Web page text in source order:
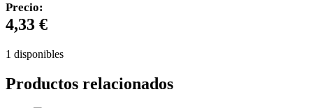
Precio:
4,33 €
1 disponibles
Productos relacionados